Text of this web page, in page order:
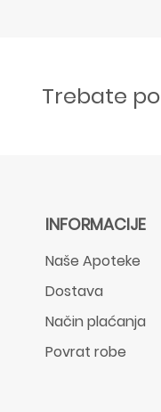
Trebate
INFORMACIJE
Naše Apoteke
Dostava
Način plaćanja
Povrat robe